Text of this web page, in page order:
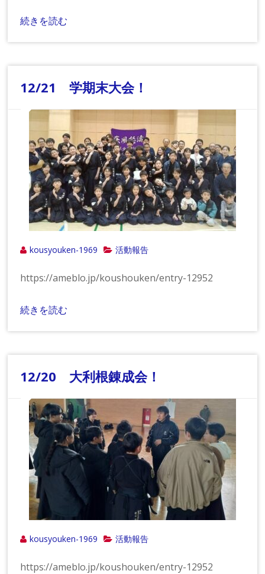
続きを読む
12/21 学期末大会！
kousyouken-1969 活動報告
https://ameblo.jp/koushouken/entry-12952
続きを読む
12/20 大利根錬成会！
kousyouken-1969 活動報告
https://ameblo.jp/koushouken/entry-12952